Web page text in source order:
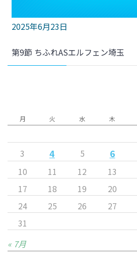
2025年6月23日
第9節 ちふれASエルフェン埼玉
月 火 水 木
3
4 5 6
10
11 12 13
17
18 19 20
24
25 26 27
31
« 7月